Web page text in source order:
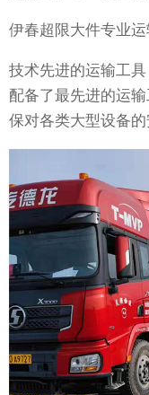
伊春超限大件专业
技术先进的运输工
配备了最先进的运
保对各类大型设备的